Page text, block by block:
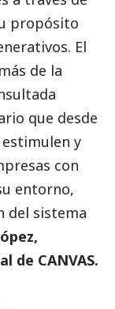
propósito
El
de la
que desde
y
con
entorno,
del sistema
de CANVAS.